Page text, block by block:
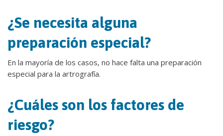
¿Se necesita alguna
preparación especial?
En la mayoría de los casos, no hace falta una preparación
especial para la artrografía.
¿Cuáles son los factores de
riesgo?